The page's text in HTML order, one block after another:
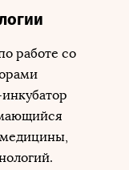
работе со